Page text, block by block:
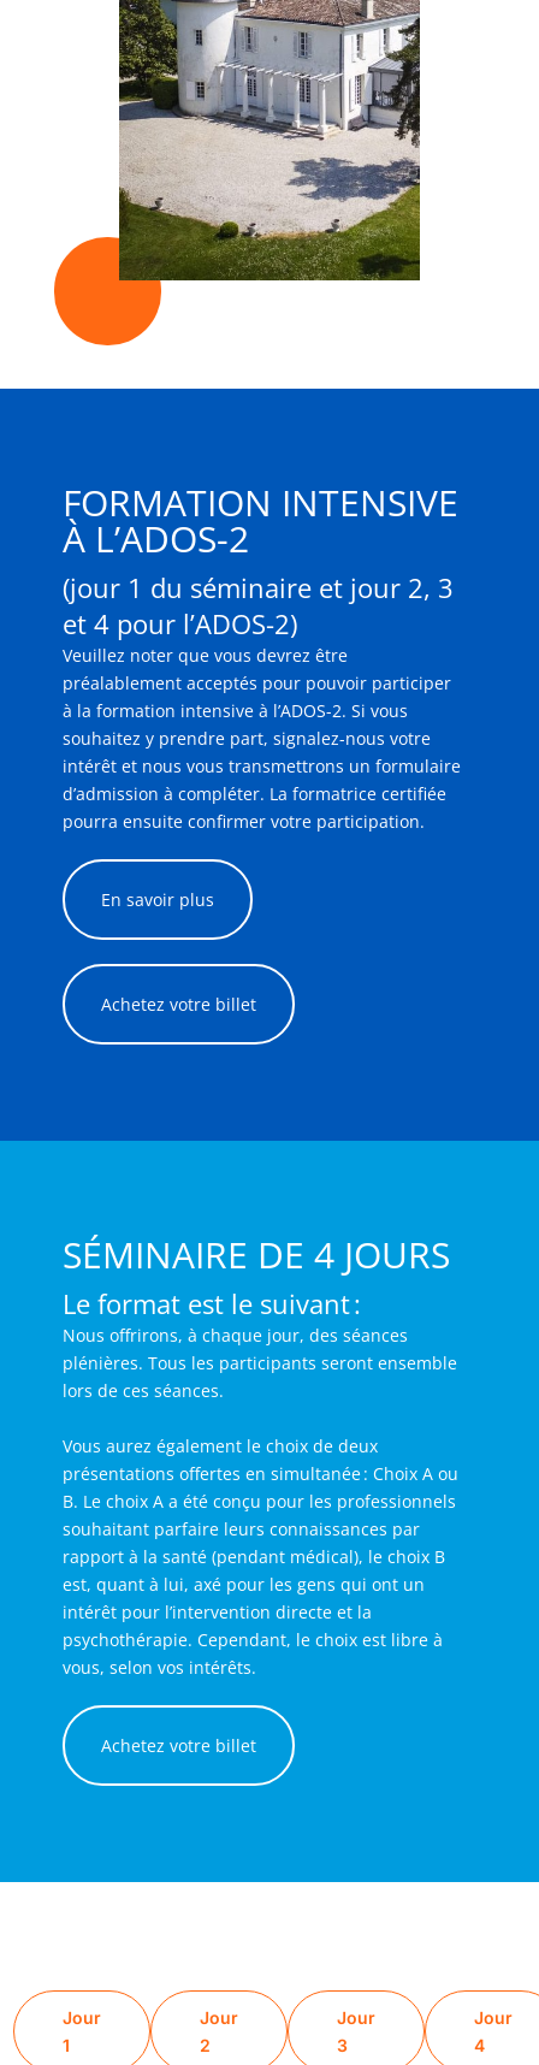
FORMATION INTENSIVE
À L’ADOS-2
(jour 1 du séminaire et jour 2, 3
et 4 pour l’ADOS-2)
Veuillez noter que vous devrez être
préalablement acceptés pour pouvoir participer
à la formation intensive à l’ADOS-2. Si vous
souhaitez y prendre part, signalez-nous votre
intérêt et nous vous transmettrons un formulaire
d’admission à compléter. La formatrice certifiée
pourra ensuite confirmer votre participation.
En savoir plus
Achetez votre billet
SÉMINAIRE DE 4 JOURS
Le format est le suivant :
Nous offrirons, à chaque jour, des séances
plénières. Tous les participants seront ensemble
lors de ces séances.
Vous aurez également le choix de deux
présentations offertes en simultanée : Choix A ou
B. Le choix A a été conçu pour les professionnels
souhaitant parfaire leurs connaissances par
rapport à la santé (pendant médical), le choix B
est, quant à lui, axé pour les gens qui ont un
intérêt pour l’intervention directe et la
psychothérapie. Cependant, le choix est libre à
vous, selon vos intérêts.
Achetez votre billet
Jour
1
Jour
2
Jour
3
Jour
4